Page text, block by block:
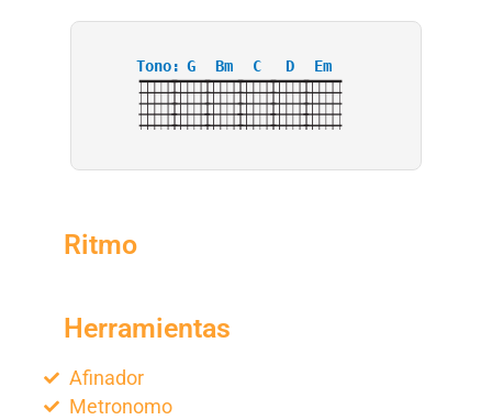
Tono: G Bm C D Em
Ritmo
Herramientas
Afinador
Metronomo